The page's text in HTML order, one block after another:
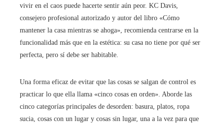
vivir en el caos puede hacerte sentir aún peor. KC Davis,
consejero profesional autorizado y autor del libro «Cómo
mantener la casa mientras se ahoga», recomienda centrarse en la
funcionalidad más que en la estética: su casa no tiene por qué ser
perfecta, pero sí debe ser habitable.
Una forma eficaz de evitar que las cosas se salgan de control es
practicar lo que ella llama «cinco cosas en orden». Aborde las
cinco categorías principales de desorden: basura, platos, ropa
sucia, cosas con un lugar y cosas sin lugar, una a la vez para que